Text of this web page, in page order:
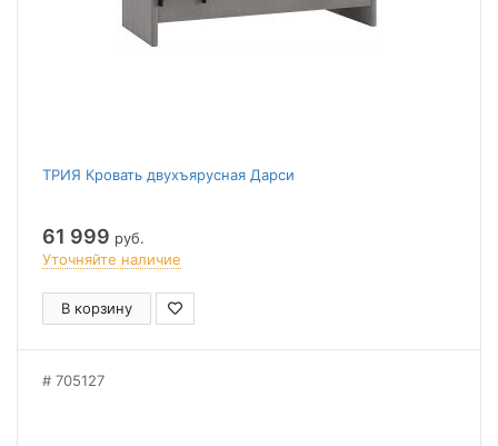
ТРИЯ Кровать двухъярусная Дарси
61 999 руб.
Уточняйте наличие
В корзину
705127